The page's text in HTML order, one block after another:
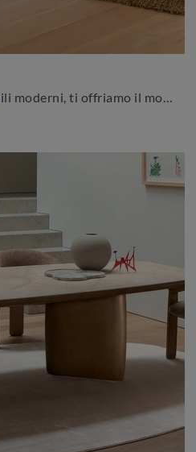
Se cerchi tavoli allungabili moderni, ti offriamo il modello da cucina in ceramica Stream dell'azienda Calligaris.